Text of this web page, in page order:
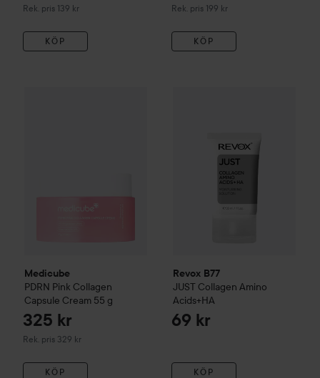
Rek. pris 139 kr
Rekommenderat pris 139 kr
KÖP
Rek. pris 199 kr
Rekommenderat pris 199 kr
KÖP
Medicube
PDRN Pink Collagen
Capsule Cream 55 g
325 kr
Rek. pris 329 kr
Rekommenderat pris 329 kr
KÖP
Revox B77
JUST Collagen Amino
Acids+HA
69 kr
KÖP